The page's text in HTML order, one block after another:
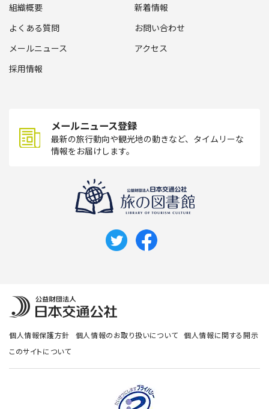
組織概要
新着情報
よくある質問
お問い合わせ
メールニュース
アクセス
採用情報
メールニュース登録
最新の旅行動向や観光地の動きなど、タイムリーな
情報をお届けします。
個人情報保護方針 個人情報のお取り扱いについて
個人情報に関する開示
このサイトについて